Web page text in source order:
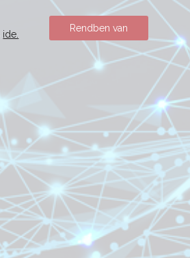
ide.
Rendben van